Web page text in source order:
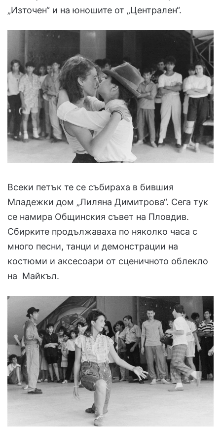
„Източен“ и на юношите от „Централен“.
Всеки петък те се събираха в бившия
Младежки дом „Лиляна Димитрова“. Сега тук
се намира Общинския съвет на Пловдив.
Сбирките продължаваха по няколко часа с
много песни, танци и демонстрации на
костюми и аксесоари от сценичното облекло
на Майкъл.